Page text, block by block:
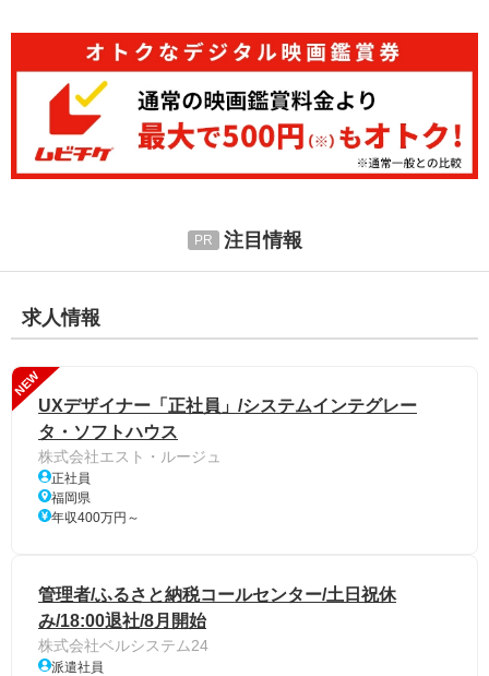
注目情報
求人情報
NEW
UXデザイナー「正社員」/システムインテグレー
タ・ソフトハウス
株式会社エスト・ルージュ
正社員
福岡県
年収400万円～
管理者/ふるさと納税コールセンター/土日祝休
み/18:00退社/8月開始
株式会社ベルシステム24
派遣社員